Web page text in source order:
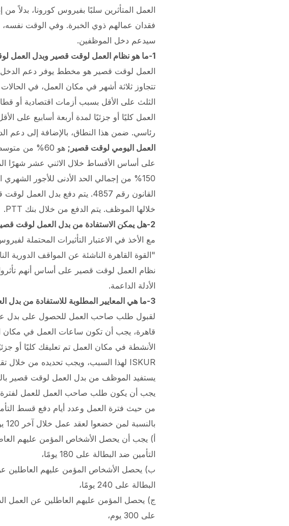
العمل المتأثرين سلبًا بفيروس كورونا،
فقدان عمالهم ذوي الخبرة. وفي الوقت
سيدعم دخل الموظفين.
1-ما هو نظام العمل لوقت قصير وبدل العمل لوقت قصير؟
العمل لوقت قصير هو مخطط يوفر دعم الدخل
تتجاوز ثلاثة أشهر في مكان العمل، في
الثلث على الأقل بسبب أزمات اقتصادية أو
رئاسي. ضمن هذا النطاق، بالإضافة إلى دعم
العمل اليومي لوقت قصير;
هو 60% من
على أساس الأقساط خلال الاثني عشر شهرًا
القانون رقم 4857.
يتم دفع بدل العمل
خلالها الموظف. يتم الدفع من خلال بنك PTT.
2-هل يمكن الاستفادة من بدل العمل لوقت قصير بسبب فيروس كورونا؟
"القوة القاهرة الناشئة عن المواقف الدورية
الأدلة الداعمة.
3-ما هي المعايير المطلوبة للاستفادة من بدل العمل لوقت قصير؟
لقبول طلب صاحب العمل للحصول على بدل
قاهرة، يجب أن تكون ساعات العمل في مكان
ISKUR لهذا السبب، و
يجب تحديده من خلال
يستفيد الموظف من بدل العمل لوقت قصير
يجب أن يكون طلب صاحب العمل للعمل لفترة
من حيث فترة العمل وعدد أيام دفع قسط
بالنسبة لمن خضعوا لعقد عمل خلال آخر 120 يومًا قبل انتهاء عقد العمل، خلال آخر 3 سنوات؛
التأمين ضد البطالة على 180 يومًا،
البطالة على 240 يومًا،
على 300 يوم،